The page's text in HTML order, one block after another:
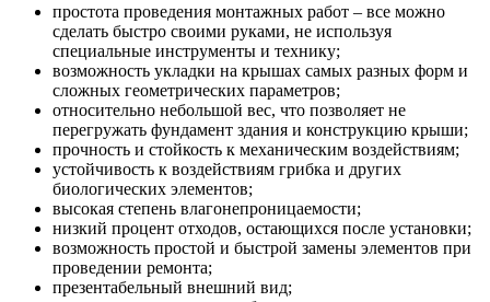
простота проведения монтажных работ – все можно
сделать быстро своими руками, не используя
специальные инструменты и технику;
возможность укладки на крышах самых разных форм и
сложных геометрических параметров;
относительно небольшой вес, что позволяет не
перегружать фундамент здания и конструкцию крыши;
прочность и стойкость к механическим воздействиям;
устойчивость к воздействиям грибка и других
биологических элементов;
высокая степень влагонепроницаемости;
низкий процент отходов, остающихся после установки;
возможность простой и быстрой замены элементов при
проведении ремонта;
презентабельный внешний вид;